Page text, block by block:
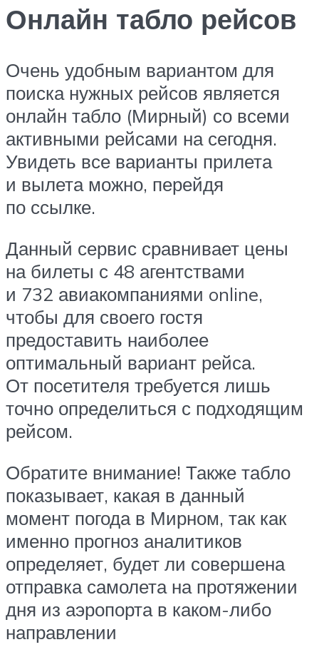
Онлайн табло рейсов
Очень удобным вариантом для
поиска нужных рейсов является
онлайн табло (Мирный) со всеми
активными рейсами на сегодня.
Увидеть все варианты прилета
и вылета можно, перейдя
по ссылке.
Данный сервис сравнивает цены
на билеты с 48 агентствами
и 732 авиакомпаниями online,
чтобы для своего гостя
предоставить наиболее
оптимальный вариант рейса.
От посетителя требуется лишь
точно определиться с подходящим
рейсом.
Обратите внимание! Также табло
показывает, какая в данный
момент погода в Мирном, так как
именно прогноз аналитиков
определяет, будет ли совершена
отправка самолета на протяжении
дня из аэропорта в каком-либо
направлении